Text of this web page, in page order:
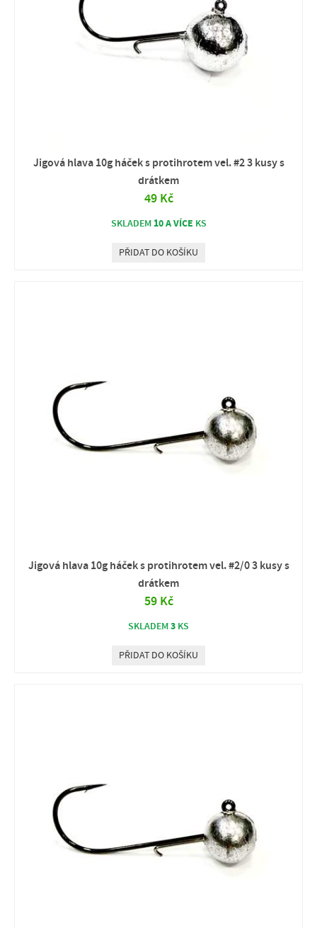
Jigová hlava 10g háček s protihrotem vel. #2 3 kusy s
drátkem
49 Kč
SKLADEM 10 A VÍCE KS
PŘIDAT DO KOŠÍKU
Jigová hlava 10g háček s protihrotem vel. #2/0 3 kusy s
drátkem
59 Kč
SKLADEM3 KS
PŘIDAT DO KOŠÍKU